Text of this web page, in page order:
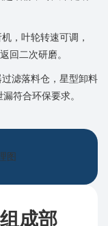
，叶轮转速可调，
回二次研磨。
过滤落料仓，星型卸料
符合环保要求。
成部